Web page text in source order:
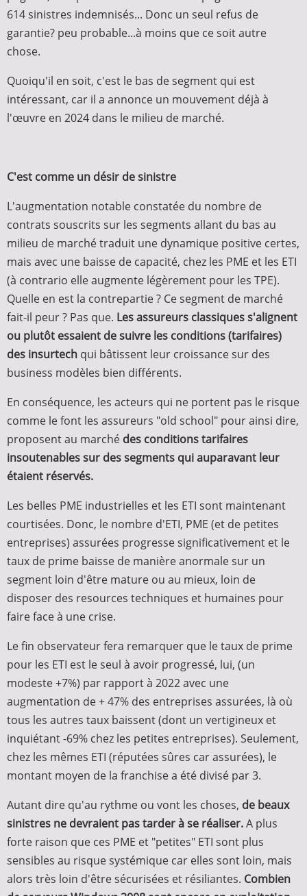
614 sinistres indemnisés... Donc un seul refus de
garantie? peu probable...à moins que ce soit autre
chose.
Quoiqu'il en soit, c'est le bas de segment qui est
intéressant, car il a annonce un mouvement déjà à
l'œuvre en 2024 dans le milieu de marché.
C'est comme un désir de sinistre
L'augmentation notable constatée du nombre de
contrats souscrits sur les segments allant du bas au
milieu de marché traduit une dynamique positive certes,
mais avec une baisse de capacité, chez les PME et les ETI
(à contrario elle augmente légèrement pour les TPE).
Quelle en est la contrepartie ? Ce segment de marché
fait-il peur ? Pas que. Les assureurs classiques s'alignent
ou plutôt essaient de suivre les conditions (tarifaires)
des insurtech qui bâtissent leur croissance sur des
business modèles bien différents.
En conséquence, les acteurs qui ne portent pas le risque
comme le font les assureurs "old school" pour ainsi dire,
proposent au marché des conditions tarifaires
insoutenables sur des segments qui auparavant leur
étaient réservés.
Les belles PME industrielles et les ETI sont maintenant
courtisées. Donc, le nombre d'ETI, PME (et de petites
entreprises) assurées progresse significativement et le
taux de prime baisse de manière anormale sur un
segment loin d'être mature ou au mieux, loin de
disposer des resources techniques et humaines pour
faire face à une crise.
Le fin observateur fera remarquer que le taux de prime
pour les ETI est le seul à avoir progressé, lui, (un
modeste +7%) par rapport à 2022 avec une
augmentation de + 47% des entreprises assurées, là où
tous les autres taux baissent (dont un vertigineux et
inquiétant -69% chez les petites entreprises). Seulement,
chez les mêmes ETI (réputées sûres car assurées), le
montant moyen de la franchise a été divisé par 3.
Autant dire qu'au rythme ou vont les choses, de beaux
sinistres ne devraient pas tarder à se réaliser.A plus
forte raison que ces PME et "petites" ETI sont plus
sensibles au risque systémique car elles sont loin, mais
alors très loin d'être sécurisées et résiliantes. Combien